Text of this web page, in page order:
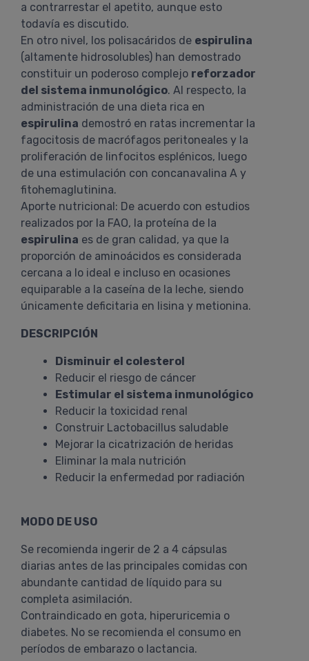
a contrarrestar el apetito, aunque esto
todavía es discutido.
En otro nivel, los polisacáridos de espirulina
(altamente hidrosolubles) han demostrado
constituir un poderoso complejo reforzador
del sistema inmunológico. Al respecto, la
administración de una dieta rica en
espirulina demostró en ratas incrementar la
fagocitosis de macrófagos peritoneales y la
proliferación de linfocitos esplénicos, luego
de una estimulación con concanavalina A y
fitohemaglutinina.
Aporte nutricional: De acuerdo con estudios
realizados por la FAO, la proteína de la
espirulina es de gran calidad, ya que la
proporción de aminoácidos es considerada
cercana a lo ideal e incluso en ocasiones
equiparable a la caseína de la leche, siendo
únicamente deficitaria en lisina y metionina.
DESCRIPCIÓN
Disminuir el colesterol
Reducir el riesgo de cáncer
Estimular el sistema inmunológico
Reducir la toxicidad renal
Construir Lactobacillus saludable
Mejorar la cicatrización de heridas
Eliminar la mala nutrición
Reducir la enfermedad por radiación
MODO DE USO
Se recomienda ingerir de 2 a 4 cápsulas
diarias antes de las principales comidas con
abundante cantidad de líquido para su
completa asimilación.
Contraindicado en gota, hiperuricemia o
diabetes. No se recomienda el consumo en
períodos de embarazo o lactancia.